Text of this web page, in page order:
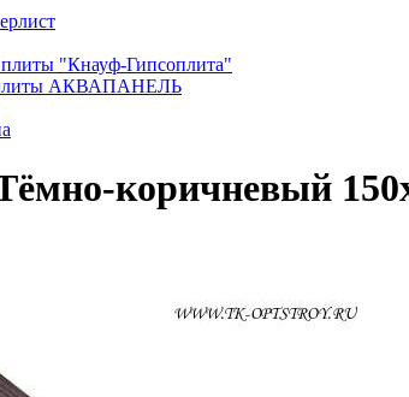
"Кнауф-Гипсоплита"
плиты АКВАПАНЕЛЬ
коричневый